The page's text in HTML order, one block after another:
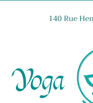
140 Rue